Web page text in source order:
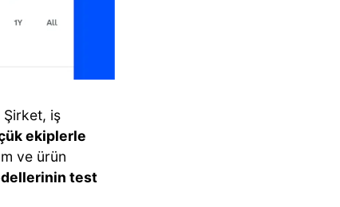
Şirket, iş
ekiplerle
ve ürün
test